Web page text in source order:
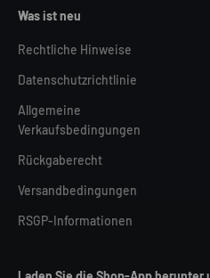
Was ist neu
Rechtliche Hinweise
Datenschutzrichtlinie
Allgemeine
Verkaufsbedingungen
Rückgaberecht
Versandbedingungen
RSGP-Informationen